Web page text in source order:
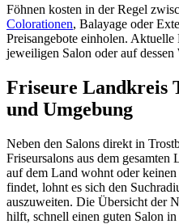
Föhnen kosten in der Regel
Colorationen, Balayage oder
Preisangebote einholen.
jeweiligen Salon oder auf dessen
Friseure Landkreis
und Umgebung
Neben den Salons direkt in
Friseursalons aus dem
auf dem Land wohnt oder
findet, lohnt es sich den
auszuweiten. Die Übersicht der
hilft, schnell einen guten Salon